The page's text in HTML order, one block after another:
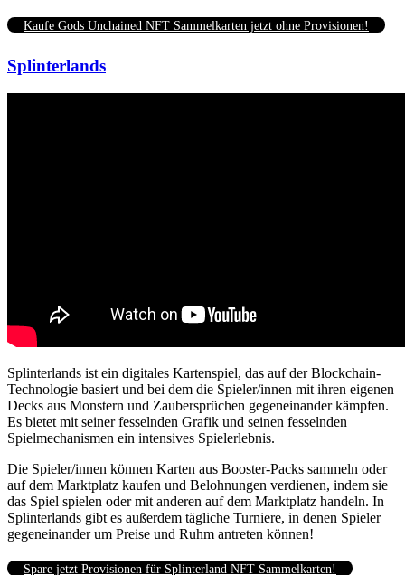
Kaufe Gods Unchained NFT Sammelkarten jetzt ohne Provisionen!
Splinterlands
Splinterlands ist ein digitales Kartenspiel, das auf der Blockchain-
Technologie basiert und bei dem die Spieler/innen mit ihren eigenen
Decks aus Monstern und Zaubersprüchen gegeneinander kämpfen.
Es bietet mit seiner fesselnden Grafik und seinen fesselnden
Spielmechanismen ein intensives Spielerlebnis.
Die Spieler/innen können Karten aus Booster-Packs sammeln oder
auf dem Marktplatz kaufen und Belohnungen verdienen, indem sie
das Spiel spielen oder mit anderen auf dem Marktplatz handeln. In
Splinterlands gibt es außerdem tägliche Turniere, in denen Spieler
gegeneinander um Preise und Ruhm antreten können!
Spare jetzt Provisionen für Splinterland NFT Sammelkarten!